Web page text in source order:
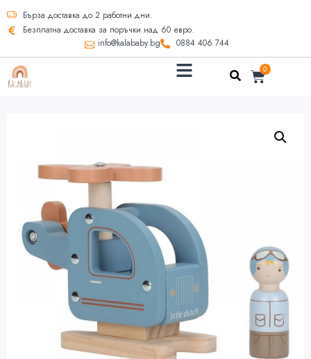
Бърза доставка до 2 работни дни.
Безплатна доставка за поръчки над 60 евро.
info@kalababy.bg
0884 406 744
0